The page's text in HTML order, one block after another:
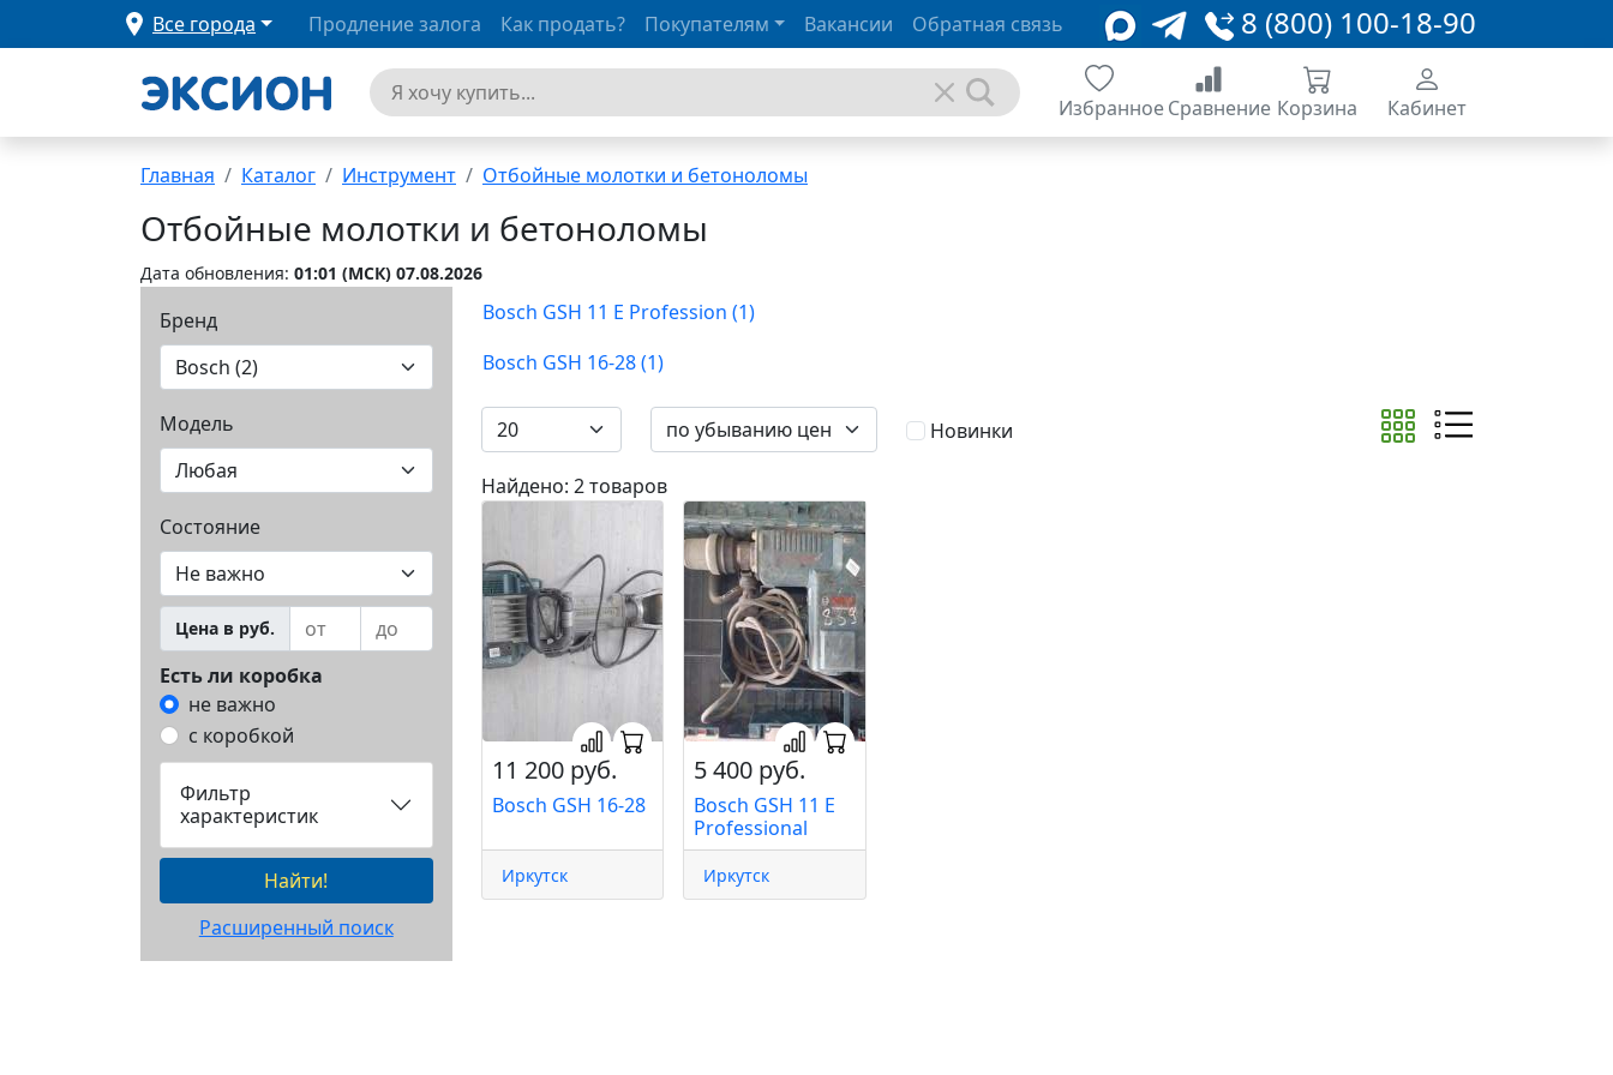
Все города 8 (800) 100-18-90
Продление залога Как продать? Покупателям Вакансии Обратная связь
ИзбранноеСравнение Корзина Кабинет
Главная Каталог Инструмент Отбойные молотки и бетоноломы
Отбойные молотки и бетоноломы
Дата обновления: 01:01 (MCК) 07.08.2026
Бренд
Модель
Состояние
Цена в руб.
Есть ли коробка
не важно
с коробкой
Фильтр
характеристик
Найти!
Расширенный поиск
Bosch GSH 11 E Profession (1)
Bosch GSH 16-28 (1)
Новинки
Найдено: 2 товаров
11 200 руб.
Bosch GSH 16-28
Иркутск
5 400 руб.
Bosch GSH 11 E
Professional
Иркутск